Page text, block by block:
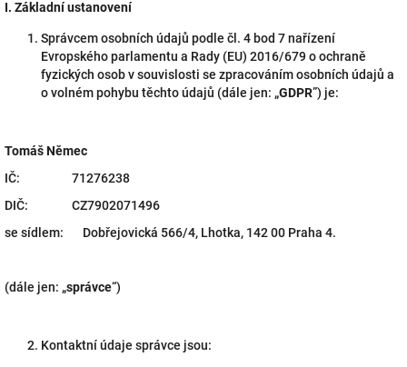
I. Základní ustanovení
Správcem osobních údajů podle čl. 4 bod 7 nařízení
Evropského parlamentu a Rady (EU) 2016/679 o ochraně
fyzických osob v souvislosti se zpracováním osobních údajů a
o volném pohybu těchto údajů (dále jen: „GDPR”) je:
Tomáš Němec
IČ: 71276238
DIČ: CZ7902071496
se sídlem: Dobřejovická 566/4, Lhotka, 142 00 Praha 4.
(dále jen: „správce“)
Kontaktní údaje správce jsou: